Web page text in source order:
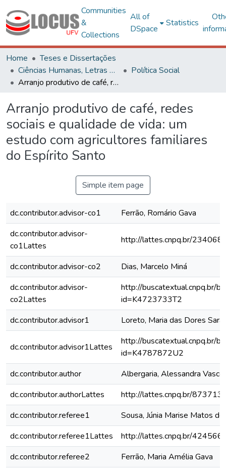
Communities
&
Collections
All of
DSpace
Statistics
Home
Teses e Dissertações
Ciências Humanas, Letras e Artes
Política Social
Arranjo produtivo de café, redes sociais e qualidade de vida: um estudo com agricultores familiares do Espírito Santo
Arranjo produtivo de café, redes
sociais e qualidade de vida: um
estudo com agricultores familiares
do Espírito Santo
Simple item page
dc.contributor.advisor-co1
Ferrão, Romário Gava
dc.contributor.advisor-
co1Lattes
http://lattes.cnpq.br/
dc.contributor.advisor-co2
Dias, Marcelo Miná
dc.contributor.advisor-
co2Lattes
http://buscatextual.cnpq.br/
id=K4723733T2
dc.contributor.advisor1
Loreto, Maria das Dores
dc.contributor.advisor1Lattes
http://buscatextual.cnpq.br/
id=K4787872U2
dc.contributor.author
Albergaria, Alessandra
dc.contributor.authorLattes
http://lattes.cnpq.br/
dc.contributor.referee1
Sousa, Júnia Marise Matos de
dc.contributor.referee1Lattes
http://lattes.cnpq.br/
dc.contributor.referee2
Ferrão, Maria Amélia Gava